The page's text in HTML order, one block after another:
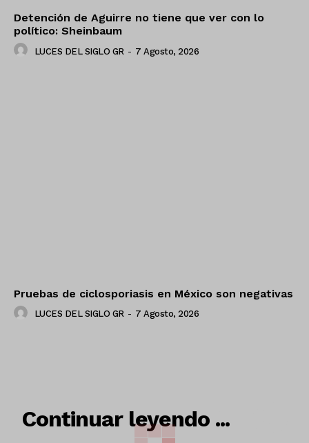
Detención de Aguirre no tiene que ver con lo
político: Sheinbaum
LUCES DEL SIGLO GR - 7 Agosto, 2026
Pruebas de ciclosporiasis en México son negativas
LUCES DEL SIGLO GR - 7 Agosto, 2026
Continuar leyendo ...
RELACIONADO